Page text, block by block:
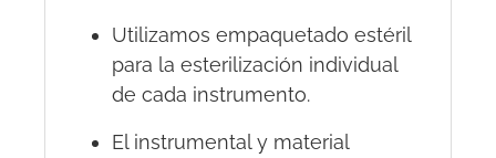
Utilizamos empaquetado estéril
para la esterilización individual
de cada instrumento.
El instrumental y material